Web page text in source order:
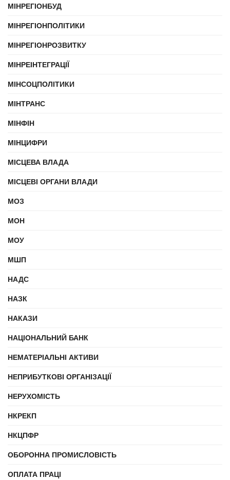
МІНРЕГІОНБУД
МІНРЕГІОНПОЛІТИКИ
МІНРЕГІОНРОЗВИТКУ
МІНРЕІНТЕГРАЦІЇ
МІНСОЦПОЛІТИКИ
МІНТРАНС
МІНФІН
МІНЦИФРИ
МІСЦЕВА ВЛАДА
МІСЦЕВІ ОРГАНИ ВЛАДИ
МОЗ
МОН
МОУ
МШП
НАДС
НАЗК
НАКАЗИ
НАЦІОНАЛЬНИЙ БАНК
НЕМАТЕРІАЛЬНІ АКТИВИ
НЕПРИБУТКОВІ ОРГАНІЗАЦІЇ
НЕРУХОМІСТЬ
НКРЕКП
НКЦПФР
ОБОРОННА ПРОМИСЛОВІСТЬ
ОПЛАТА ПРАЦІ